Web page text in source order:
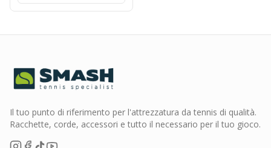
Il tuo punto di riferimento per l'attrezzatura da tennis di qualità.
Racchette, corde, accessori e tutto il necessario per il tuo gioco.